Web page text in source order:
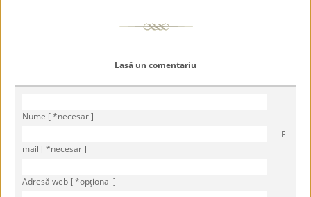
Lasă un comentariu
Nume [ *necesar ]
E-
mail [ *necesar ]
Adresă web [ *opţional ]